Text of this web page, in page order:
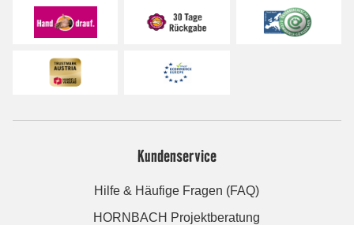
Kundenservice
Hilfe & Häufige Fragen (FAQ)
HORNBACH Projektberatung